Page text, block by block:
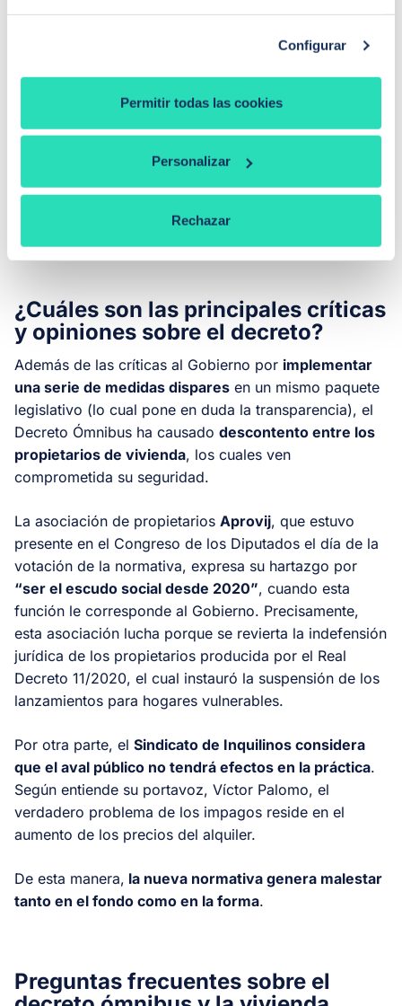
Configurar
Permitir todas las cookies
Personalizar
Rechazar
, capaces de manejar los riesgos,
Incertidumbre por parte de inversores
medidas antes de tomar decisiones.
Subida de precios de la vivienda
oferta de obra nueva, retirada de inmuebles en el
mercado de alquiler y aumento poblacional (como
consecuencia de la inmigración masiva).
¿Cuáles son las principales críticas
y opiniones sobre el decreto?
Además de las críticas al Gobierno por implementar
una serie de medidas dispares en un mismo paquete
legislativo (lo cual pone en duda la transparencia), el
Decreto Ómnibus ha causado descontento entre los
propietarios de vivienda, los cuales ven
comprometida su seguridad.
La asociación de propietarios Aprovij, que estuvo
presente en el Congreso de los Diputados el día de la
votación de la normativa, expresa su hartazgo por
“ser el escudo social desde 2020”, cuando esta
función le corresponde al Gobierno. Precisamente,
esta asociación lucha porque se revierta la indefensión
jurídica de los propietarios producida por el Real
Decreto 11/2020, el cual instauró la suspensión de los
lanzamientos para hogares vulnerables.
Por otra parte, el Sindicato de Inquilinos considera
que el aval público no tendrá efectos en la práctica.
Según entiende su portavoz, Víctor Palomo, el
verdadero problema de los impagos reside en el
aumento de los precios del alquiler.
De esta manera, la nueva normativa genera malestar
tanto en el fondo como en la forma.
Preguntas frecuentes sobre el